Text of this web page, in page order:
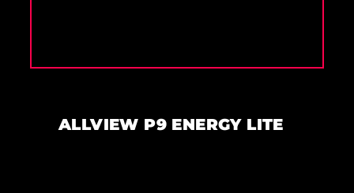
ALLVIEW P9 ENERGY LITE